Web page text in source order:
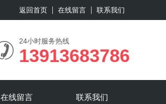
返回首页 在线留言 联系我们
24小时服务热线
13913683786
在线留言 联系我们